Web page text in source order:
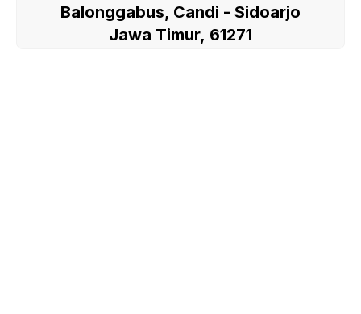
Balonggabus, Candi - Sidoarjo
Jawa Timur, 61271